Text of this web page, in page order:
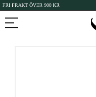
FRI FRAKT ÖVER 900 KR